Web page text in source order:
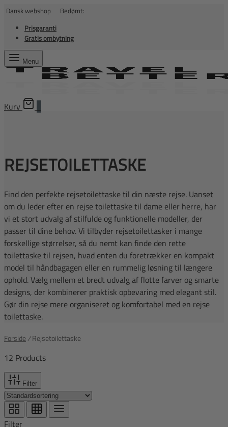
Dansk webshop Bedømt:
Prisgaranti
Gratis ombytning
Menu
Kurv
REJSETOILETTASKE
Find den perfekte rejsetoilettaske til din næste rejse. Uanset
om du leder efter en rejse toilettaske til dame eller herre, har
vi et stort udvalg af stilfulde og funktionelle modeller, der
passer til dine behov. Vi tilbyder rejsetoilettasker i mange
forskellige størrelser, så du nemt kan finde den rette
toilettaske til rejsen, hvad enten du foretrækker en kompakt
model til håndbagagen eller en rummelig løsning til længere
ophold. Vælg mellem et bredt udvalg af flotte farver og smarte
designs, der kombinerer praktisk opbevaring med elegant stil.
Gør din rejse mere organiseret og komfortabel med en rejse
toilettaske.
Forside/Rejsetoilettaske
12 Products
Filter
Filter